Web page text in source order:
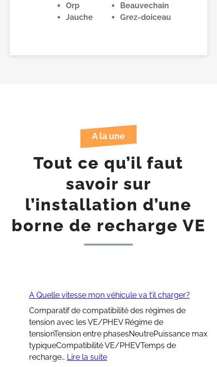
Orp
Jauche
Beauvechain
Grez-doiceau
A la une
Tout ce qu’il faut
savoir sur
l’installation d’une
borne de recharge VE
A Quelle vitesse mon véhicule va t’il charger?
Comparatif de compatibilité des régimes de
tension avec les VE/PHEV Régime de
tensionTension entre phasesNeutrePuissance max
typiqueCompatibilité VE/PHEVTemps de
recharge… Lire la suite: